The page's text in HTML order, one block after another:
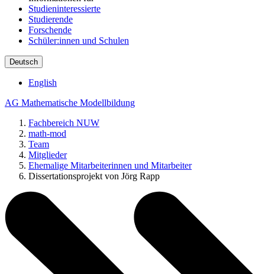
Studieninteressierte
Studierende
Forschende
Schüler:innen und Schulen
Deutsch
English
AG Mathematische Modellbildung
Fachbereich NUW
math-mod
Team
Mitglieder
Ehemalige Mitarbeiterinnen und Mitarbeiter
Dissertationsprojekt von Jörg Rapp